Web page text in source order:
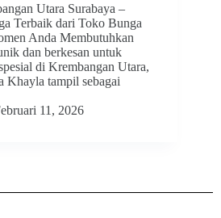
Utara Surabaya –
Terbaik dari Toko Bunga
Anda Membutuhkan
dan berkesan untuk
di Krembangan Utara,
Khayla tampil sebagai
11, 2026